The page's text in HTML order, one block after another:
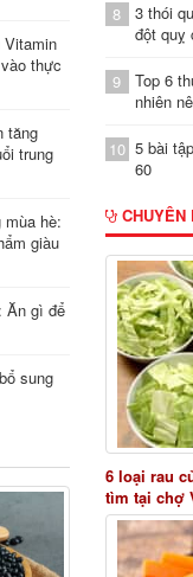
Vitamin
thực
tăng
trung
hè:
giàu
Ăn gì để
sung
8
3 thói
đột quỵ
9
Top 6
nhiên
10 5 bài
60
CHUYÊN
6 loại rau
tìm tại chợ